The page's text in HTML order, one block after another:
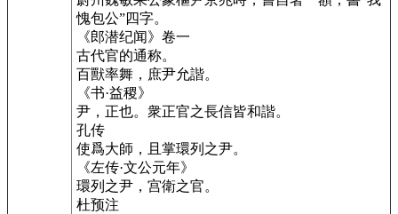
愧包公”四字。
《郎潜纪闻》卷一
古代官的通称。
百獸率舞，庶尹允諧。
《书·益稷》
尹，正也。衆正官之長信皆和諧。
孔传
使爲大師，且掌環列之尹。
《左传·文公元年》
環列之尹，宫衛之官。
杜预注